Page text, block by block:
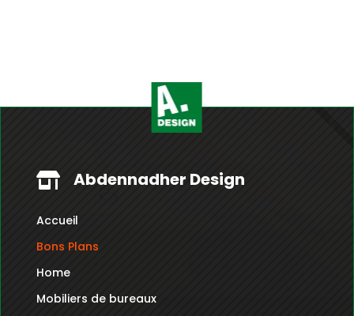
 Abdennadher Design
Accueil
Bons Plans
Home
Mobiliers de bureaux